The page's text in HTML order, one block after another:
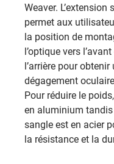
Weaver. L’extension
permet aux
la position de
l’optique vers
l’arrière pour obtenir
dégagement
Pour réduire le
en aluminium tandis
sangle est en acier
la résistance et la